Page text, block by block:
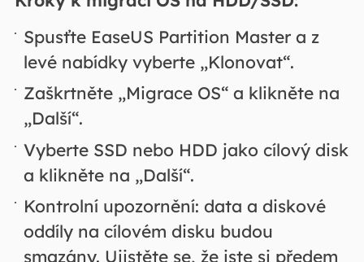
Spusťte EaseUS Partition Master a z
levé nabídky vyberte „Klonovat“.
Zaškrtněte „Migrace OS“ a klikněte na
„Další“.
Vyberte SSD nebo HDD jako cílový disk
a klikněte na „Další“.
Kontrolní upozornění: data a diskové
oddíly na cílovém disku budou
smazány. Ujistěte se, že jste si předem